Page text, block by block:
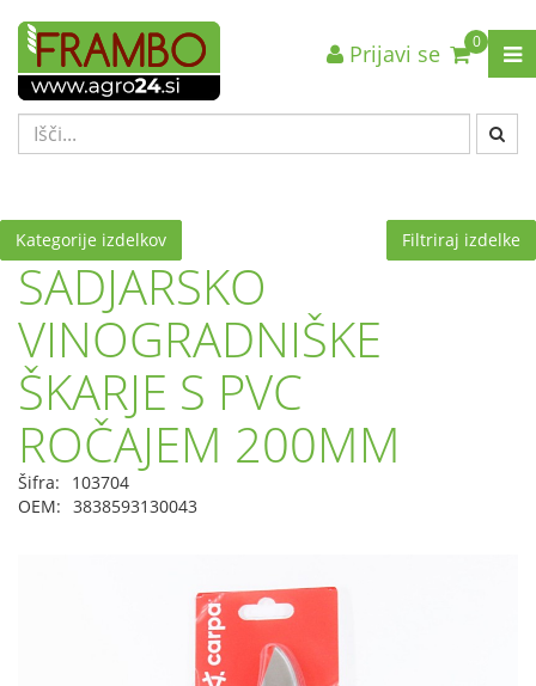
Nazaj en nivo
VRSTA 1
VRSTA 3
Nazaj en nivo
VRSTA 1
VRSTA 3
Nazaj en nivo
VRSTA 1
VRSTA 3
0
Prijavi se
Kategorije izdelkov Filtriraj izdelke
SADJARSKO
VINOGRADNIŠKE
ŠKARJE S PVC
ROČAJEM 200MM
Šifra:
103704
OEM: 3838593130043